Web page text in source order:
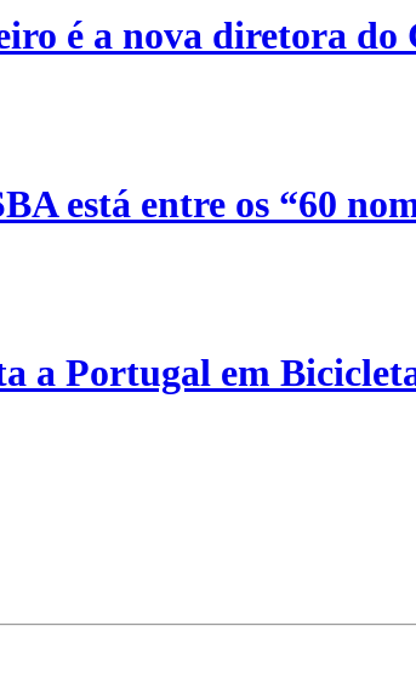
é a nova diretora do
está entre os “60
a Portugal em